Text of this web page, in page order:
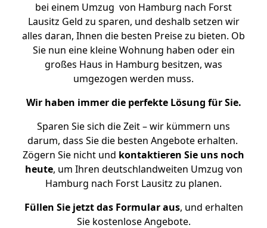
bei einem Umzug von Hamburg nach Forst
Lausitz Geld zu sparen, und deshalb setzen wir
alles daran, Ihnen die besten Preise zu bieten. Ob
Sie nun eine kleine Wohnung haben oder ein
großes Haus in Hamburg besitzen, was
umgezogen werden muss.
Wir haben immer die perfekte Lösung für Sie.
Sparen Sie sich die Zeit – wir kümmern uns
darum, dass Sie die besten Angebote erhalten.
Zögern Sie nicht und kontaktieren Sie uns noch
heute, um Ihren deutschlandweiten Umzug von
Hamburg nach Forst Lausitz zu planen.
Füllen Sie jetzt das Formular aus, und erhalten
Sie kostenlose Angebote.